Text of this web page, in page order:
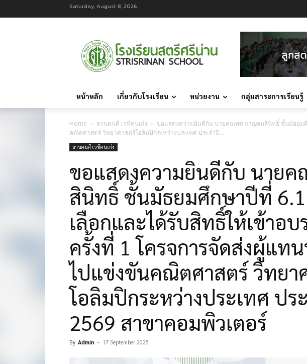
Saturday, August 8, 2026
หน้าหลัก เกี่ยวกับโรงเรียน หน่วยงาน กลุ่มสาระการเรียนรู้
Home ลานคนดี เวทีคนเก่ง
ขอแสดงความยินดีกับ นายคณพศ กาญจนสินิทธิ์ ชั้นมัธยมศึ
คณิตศาสตร์ วิทยาศาสตร์โอลิมปิกระหว่างประเทศ ประจำปี...
ลานคนดี เวทีคนเก่ง
ขอแสดงความยินดีกับ นาย
สินิทธิ์ ชั้นมัธยมศึกษาปีที่
เลือกและได้รับสิทธิ์ให้เข้าอ
ครั้งที่ 1 โครจการจัดส่งผู้แท
ไปแข่งขันคณิตศาสตร์ วิทยา
โอลิมปิกระหว่างประเทศ ป
2569 สาขาคอมพิวเตอร์
By Admin - 17 September 2025